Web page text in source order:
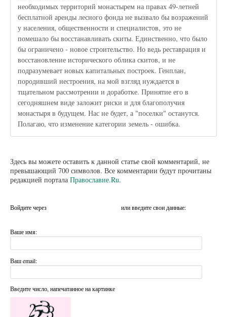
необходимых территорий монастырем на правах 49-летней
бесплатной аренды лесного фонда не вызвало бы возражений
у населения, общественности и специалистов, это не
помешало бы восстанавливать скиты. Единственно, что было
бы ограничено - новое строительство. Но ведь реставрация и
восстановление исторического облика скитов, и не
подразумевает новых капитальных построек. Генплан,
породивший нестроения, на мой взгляд нуждается в
тщательном рассмотрении и доработке. Принятие его в
сегодняшнем виде заложит риски и для благополучия
монастыря в будущем. Нас не будет, а "поселки" останутся.
Полагаю, что изменение категории земель - ошибка.
Здесь вы можете оставить к данной статье свой комментарий, не
превышающий 700 символов. Все комментарии будут прочитаны
редакцией портала Православие.Ru.
Войдите через или введите свои данные:
Ваше имя:
Ваш email:
Введите число, напечатанное на картинке